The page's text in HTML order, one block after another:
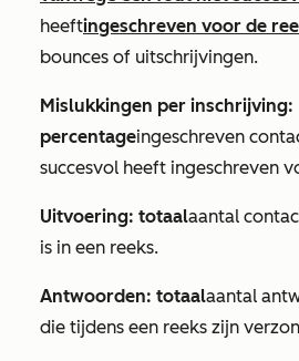
heeftingeschreven voor de
bounces of uitschrijvingen.
Mislukkingen per inschrijving:
percentageingeschreven
succesvol heeft ingeschreven
Uitvoering: totaalaantal
is in een reeks.
Antwoorden: totaalaantal
die tijdens een reeks zijn